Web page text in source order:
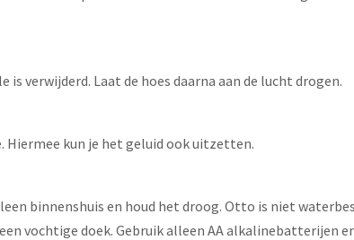
verwijderd. Laat de hoes daarna aan de lucht drogen.
Hiermee kun je het geluid ook uitzetten.
binnenshuis en houd het droog. Otto is niet
vochtige doek. Gebruik alleen AA alkalinebatterijen